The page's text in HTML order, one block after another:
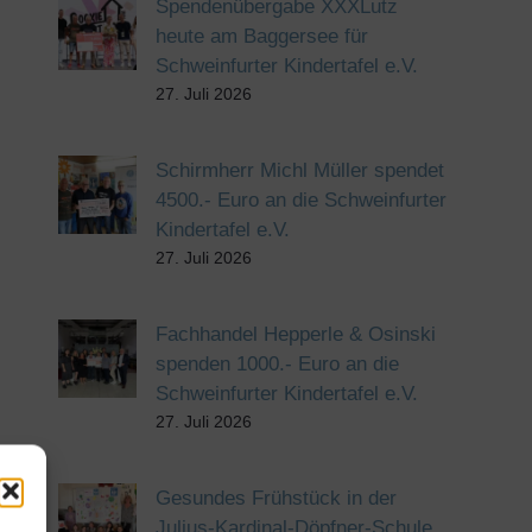
Spendenübergabe XXXLutz
heute am Baggersee für
Schweinfurter Kindertafel e.V.
27. Juli 2026
Schirmherr Michl Müller spendet
4500.- Euro an die Schweinfurter
Kindertafel e.V.
27. Juli 2026
Fachhandel Hepperle & Osinski
spenden 1000.- Euro an die
Schweinfurter Kindertafel e.V.
27. Juli 2026
Gesundes Frühstück in der